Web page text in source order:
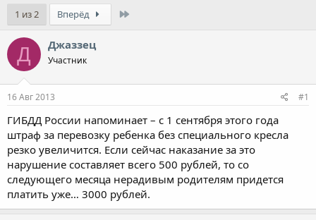
т
о
р
т
е
ы
т
а
н
а
ч
1 из 2
Вперёд
Д Джаззец
Участник
16 Авг 2013 #1
ГИБДД России напоминает – с 1 сентября этого года
штраф за перевозку ребенка без специального кресла
резко увеличится. Если сейчас наказание за это
нарушение составляет всего 500 рублей, то со
следующего месяца нерадивым родителям придется
платить уже… 3000 рублей.